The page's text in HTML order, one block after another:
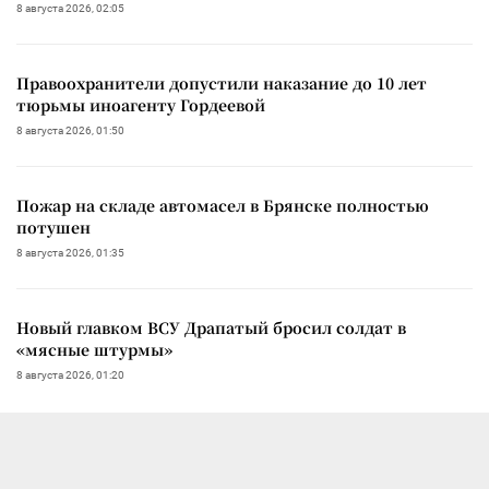
8 августа 2026, 02:05
Правоохранители допустили наказание до 10 лет
тюрьмы иноагенту Гордеевой
8 августа 2026, 01:50
Пожар на складе автомасел в Брянске полностью
потушен
8 августа 2026, 01:35
Новый главком ВСУ Драпатый бросил солдат в
«мясные штурмы»
8 августа 2026, 01:20